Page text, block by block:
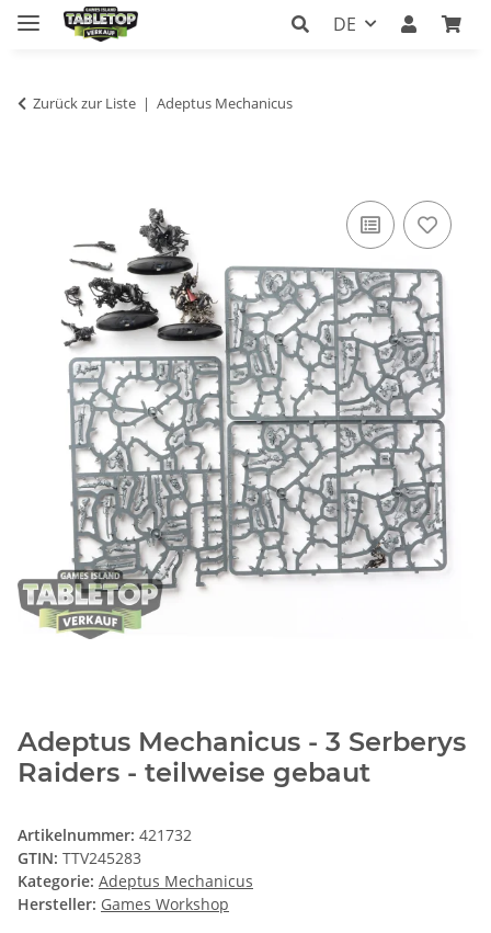
DE
Zurück zur Liste Adeptus Mechanicus
Adeptus Mechanicus - 3 Serberys
Raiders - teilweise gebaut
Artikelnummer: 421732
GTIN: TTV245283
Kategorie: Adeptus Mechanicus
Hersteller: Games Workshop